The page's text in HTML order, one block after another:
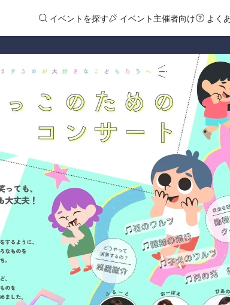
イベントを探す イベント主催者向け よく